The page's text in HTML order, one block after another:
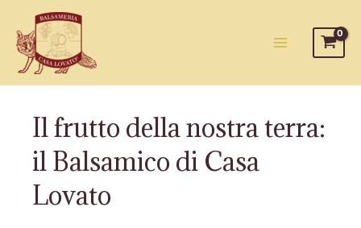
Il frutto della nostra terra:
il Balsamico di Casa
Lovato